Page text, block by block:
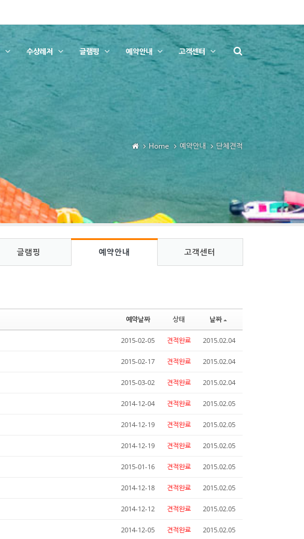
수상레저 글램핑 예약안내 고객센터
Home 예약안내 단체견적
글램핑 예약안내 고객센터
예약날짜 상태 날짜
2015-02-05 견적완료 2015.02.04
2015-02-17 견적완료 2015.02.04
2015-03-02 견적완료 2015.02.04
2014-12-04 견적완료 2015.02.05
2014-12-19 견적완료 2015.02.05
2014-12-19 견적완료 2015.02.05
2015-01-16 견적완료 2015.02.05
2014-12-18 견적완료 2015.02.05
2014-12-12 견적완료 2015.02.05
2014-12-05 견적완료 2015.02.05